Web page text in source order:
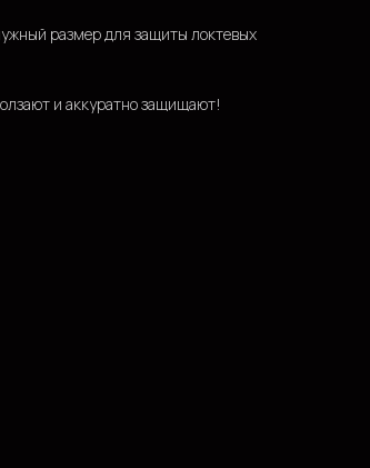
размер для защиты локтевых
и аккуратно защищают!